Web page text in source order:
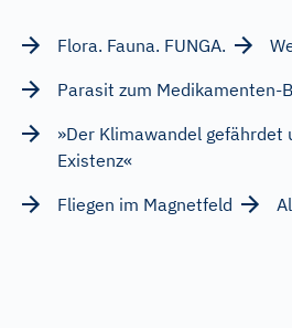
Flora. Fauna. FUNGA.
Parasit zum Medikamenten-
»Der Klimawandel gefährdet
Existenz«
Fliegen im Magnetfeld